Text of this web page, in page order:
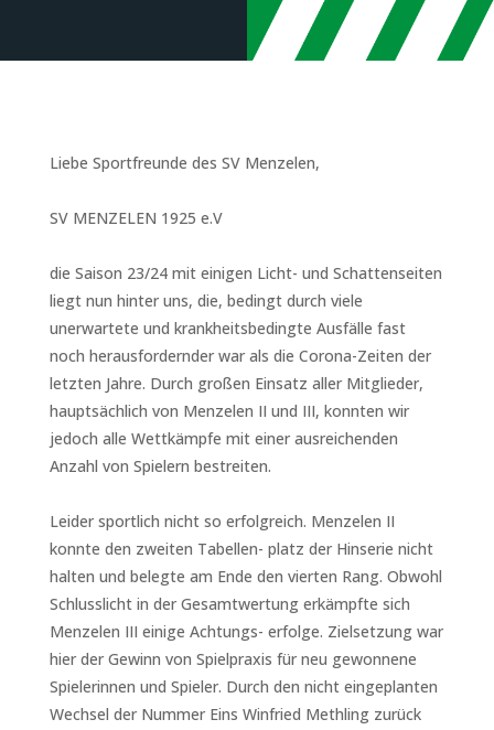
Liebe Sportfreunde des SV Menzelen,
SV MENZELEN 1925 e.V
die Saison 23/24 mit einigen Licht- und Schattenseiten
liegt nun hinter uns, die, bedingt durch viele
unerwartete und krankheitsbedingte Ausfälle fast
noch herausfordernder war als die Corona-Zeiten der
letzten Jahre. Durch großen Einsatz aller Mitglieder,
hauptsächlich von Menzelen II und III, konnten wir
jedoch alle Wettkämpfe mit einer ausreichenden
Anzahl von Spielern bestreiten.
Leider sportlich nicht so erfolgreich. Menzelen II
konnte den zweiten Tabellen- platz der Hinserie nicht
halten und belegte am Ende den vierten Rang. Obwohl
Schlusslicht in der Gesamtwertung erkämpfte sich
Menzelen III einige Achtungs- erfolge. Zielsetzung war
hier der Gewinn von Spielpraxis für neu gewonnene
Spielerinnen und Spieler. Durch den nicht eingeplanten
Wechsel der Nummer Eins Winfried Methling zurück